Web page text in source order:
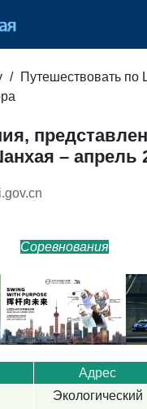
Путешествовать
– апрель
Соревнования
Адрес
Экологический